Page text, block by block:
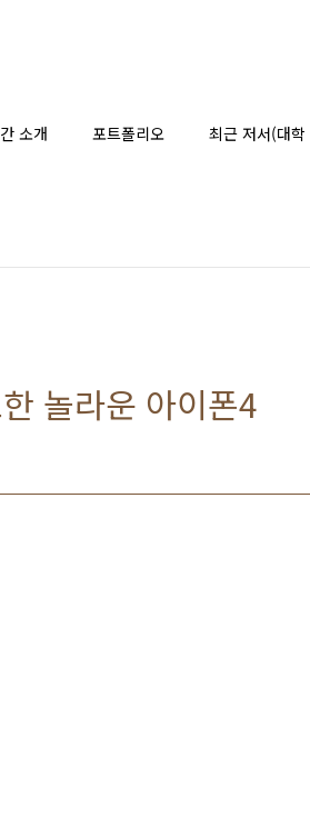
소개 포트폴리오 최근 저서(대학
놀라운 아이폰4